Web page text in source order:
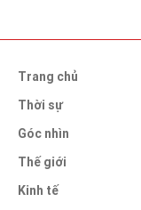
Trang chủ
Thời sự
Góc nhìn
Thế giới
Kinh tế